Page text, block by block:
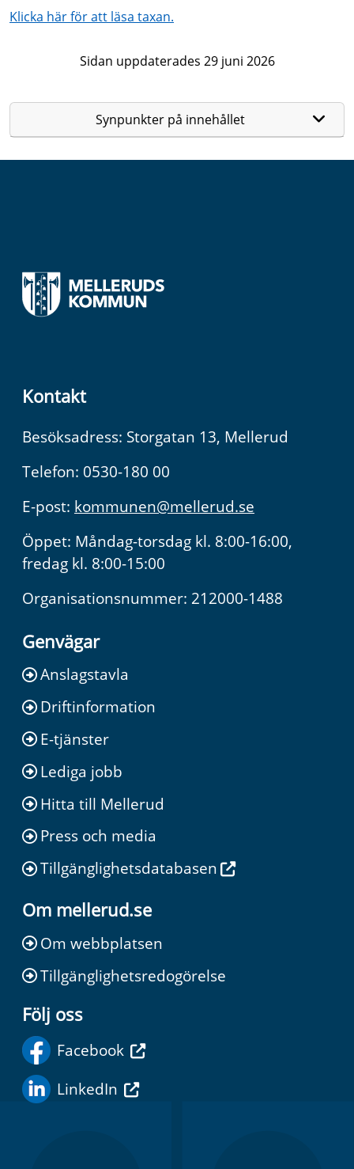
Klicka här för att läsa taxan.
Sidan uppdaterades 29 juni 2026
Synpunkter på innehållet
Kontakt
Besöksadress: Storgatan 13, Mellerud
Telefon: 0530-180 00
E-post: kommunen@mellerud.se
Öppet: Måndag-torsdag kl. 8:00-16:00,
fredag kl. 8:00-15:00
Organisationsnummer: 212000-1488
Genvägar
Anslagstavla
Driftinformation
E-tjänster
Lediga jobb
Hitta till Mellerud
Press och media
Tillgänglighetsdatabasen
Om mellerud.se
Om webbplatsen
Tillgänglighetsredogörelse
Följ oss
Facebook
LinkedIn